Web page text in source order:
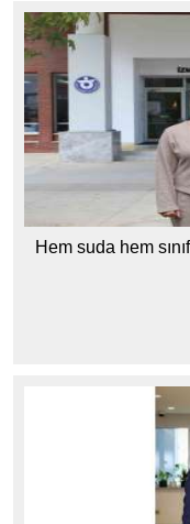
Hem suda hem